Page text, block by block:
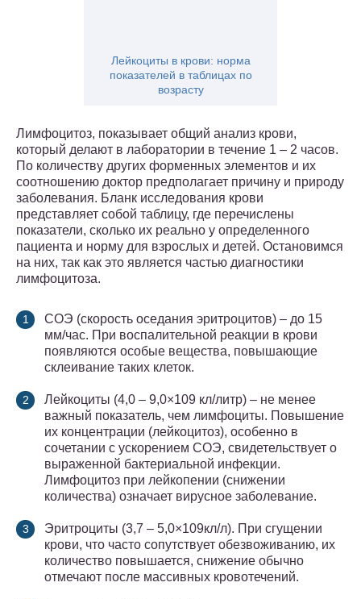
Лейкоциты в крови: норма
показателей в таблицах по
возрасту
Лимфоцитоз, показывает общий анализ крови,
который делают в лаборатории в течение 1 – 2 часов.
По количеству других форменных элементов и их
соотношению доктор предполагает причину и природу
заболевания. Бланк исследования крови
представляет собой таблицу, где перечислены
показатели, сколько их реально у определенного
пациента и норму для взрослых и детей. Остановимся
на них, так как это является частью диагностики
лимфоцитоза.
СОЭ (скорость оседания эритроцитов) – до 15
мм/час. При воспалительной реакции в крови
появляются особые вещества, повышающие
склеивание таких клеток.
Лейкоциты (4,0 – 9,0×109 кл/литр) – не менее
важный показатель, чем лимфоциты. Повышение
их концентрации (лейкоцитоз), особенно в
сочетании с ускорением СОЭ, свидетельствует о
выраженной бактериальной инфекции.
Лимфоцитоз при лейкопении (снижении
количества) означает вирусное заболевание.
Эритроциты (3,7 – 5,0×109кл/л). При сгущении
крови, что часто сопутствует обезвоживанию, их
количество повышается, снижение обычно
отмечают после массивных кровотечений.